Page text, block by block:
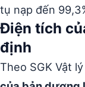
tụ nạp đến
Điện tích
định
Theo SGK Vật lý